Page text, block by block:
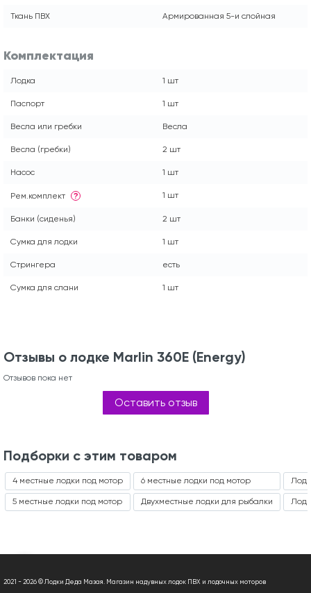
Ткань ПВХ Армированная 5-и слойная
Комплектация
Лодка 1 шт
Паспорт 1 шт
Весла или гребки Весла
Весла (гребки) 2 шт
Насос 1 шт
Рем.комплект ? 1 шт
Банки (сиденья) 2 шт
Сумка для лодки 1 шт
Стрингера есть
Сумка для слани 1 шт
Отзывы о лодке Marlin 360E (Energy)
Отзывов пока нет
Оставить отзыв
Подборки с этим товаром
4 местные лодки под мотор
5 местные лодки под мотор
6 местные лодки под мотор
Двухместные лодки для рыбалки
2021 - 2026 © Лодки Деда Мазая. Магазин надувных лодок ПВХ и лодочных моторов